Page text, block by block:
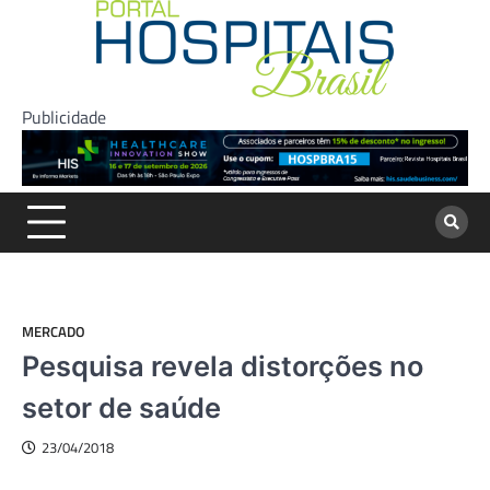
Publicidade
MERCADO
Pesquisa revela distorções no
setor de saúde
23/04/2018